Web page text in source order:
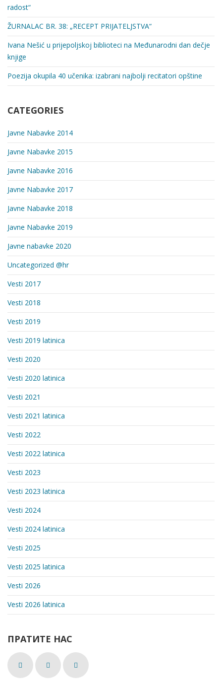
radost“
ŽURNALAC BR. 38: „RECEPT PRIJATELЈSTVA“
Ivana Nešić u prijepolјskoj biblioteci na Međunarodni dan dečje
knjige
Poezija okupila 40 učenika: izabrani najbolјi recitatori opštine
CATEGORIES
Javne Nabavke 2014
Javne Nabavke 2015
Javne Nabavke 2016
Javne Nabavke 2017
Javne Nabavke 2018
Javne Nabavke 2019
Javne nabavke 2020
Uncategorized @hr
Vesti 2017
Vesti 2018
Vesti 2019
Vesti 2019 latinica
Vesti 2020
Vesti 2020 latinica
Vesti 2021
Vesti 2021 latinica
Vesti 2022
Vesti 2022 latinica
Vesti 2023
Vesti 2023 latinica
Vesti 2024
Vesti 2024 latinica
Vesti 2025
Vesti 2025 latinica
Vesti 2026
Vesti 2026 latinica
ПРАТИТЕ НАС